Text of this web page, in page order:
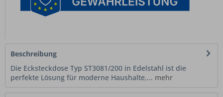
Beschreibung
Die Ecksteckdose Typ ST3081/200 in Edelstahl ist die
perfekte Lösung für moderne Haushalte,... mehr